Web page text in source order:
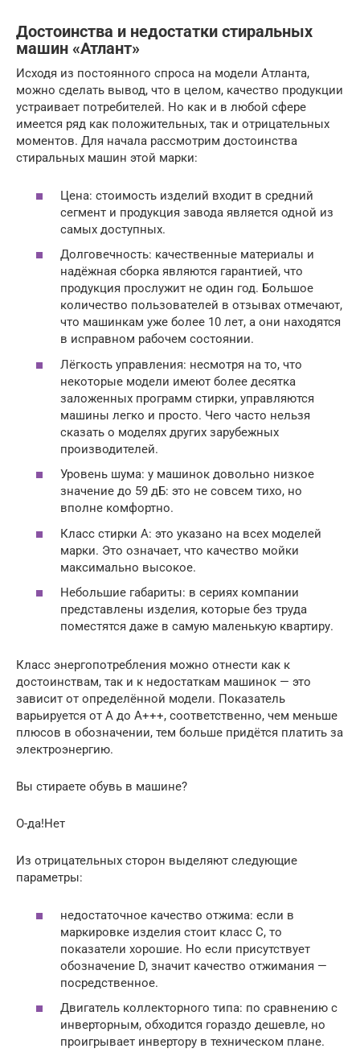
Достоинства и недостатки стиральных
машин «Атлант»
Исходя из постоянного спроса на модели Атланта,
можно сделать вывод, что в целом, качество продукции
устраивает потребителей. Но как и в любой сфере
имеется ряд как положительных, так и отрицательных
моментов. Для начала рассмотрим достоинства
стиральных машин этой марки:
Цена: стоимость изделий входит в средний
сегмент и продукция завода является одной из
самых доступных.
Долговечность: качественные материалы и
надёжная сборка являются гарантией, что
продукция прослужит не один год. Большое
количество пользователей в отзывах отмечают,
что машинкам уже более 10 лет, а они находятся
в исправном рабочем состоянии.
Лёгкость управления: несмотря на то, что
некоторые модели имеют более десятка
заложенных программ стирки, управляются
машины легко и просто. Чего часто нельзя
сказать о моделях других зарубежных
производителей.
Уровень шума: у машинок довольно низкое
значение до 59 дБ: это не совсем тихо, но
вполне комфортно.
Класс стирки А: это указано на всех моделей
марки. Это означает, что качество мойки
максимально высокое.
Небольшие габариты: в сериях компании
представлены изделия, которые без труда
поместятся даже в самую маленькую квартиру.
Класс энергопотребления можно отнести как к
достоинствам, так и к недостаткам машинок — это
зависит от определённой модели. Показатель
варьируется от А до А+++, соответственно, чем меньше
плюсов в обозначении, тем больше придётся платить за
электроэнергию.
Вы стираете обувь в машине?
О-да!Нет
Из отрицательных сторон выделяют следующие
параметры:
недостаточное качество отжима: если в
маркировке изделия стоит класс С, то
показатели хорошие. Но если присутствует
обозначение D, значит качество отжимания —
посредственное.
Двигатель коллекторного типа: по сравнению с
инверторным, обходится гораздо дешевле, но
проигрывает инвертору в техническом плане.